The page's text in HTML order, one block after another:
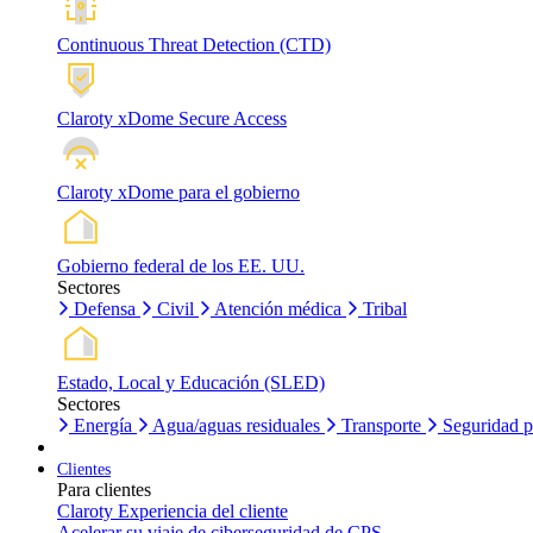
Continuous Threat Detection (CTD)
Claroty xDome Secure Access
Claroty xDome para el gobierno
Gobierno federal de los EE. UU.
Sectores
Defensa
Civil Atención médica Tribal
Estado, Local y Educación (SLED)
Sectores
Energía
Agua/aguas residuales Transporte Seguridad
Clientes
Para clientes
Claroty Experiencia del cliente